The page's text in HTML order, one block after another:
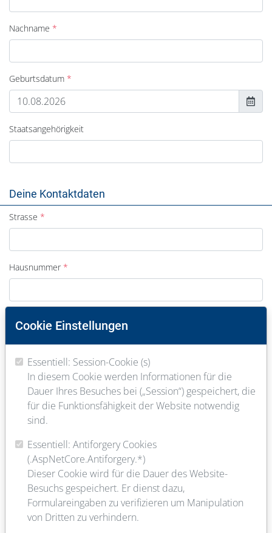
Nachname
Geburtsdatum
Staatsangehörigkeit
Deine Kontaktdaten
Strasse
Hausnummer
Ort
E-Mail
Telefon
Cookie Einstellungen
Essentiell: Session-Cookie (s)
In diesem Cookie werden Informationen für die
Dauer Ihres Besuches bei („Session“) gespeichert, die
für die Funktionsfähigkeit der Website notwendig
sind.
Essentiell: Antiforgery Cookies
(.AspNetCore.Antiforgery.*)
Dieser Cookie wird für die Dauer des Website-
Besuchs gespeichert. Er dienst dazu,
Formulareingaben zu verifizieren um Manipulation
von Dritten zu verhindern.